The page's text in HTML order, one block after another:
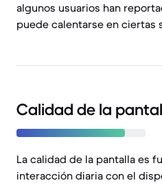
algunos usuarios han
puede calentarse en ciertas
Calidad de la
La calidad de la pantalla es
interacción diaria con el